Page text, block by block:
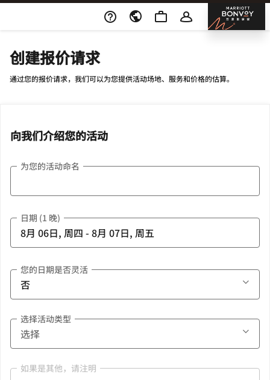
Skip To Content 邦
创建报价请求
通过您的报价请求，我们可以为您提供活动场地、服务和价格的估算。
向我们介绍您的活动
为您的活动命名
日期 (1 晚)
您的日期是否灵活
选择活动类型
如果是其他，请注明